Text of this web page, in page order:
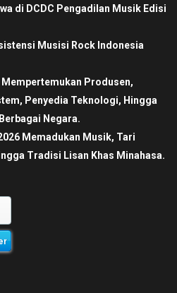
di DCDC Pengadilan Musik Edisi
Musisi Rock Indonesia
Mempertemukan Produsen,
Penyedia Teknologi, Hingga
Negara.
Memadukan Musik, Tari
Tradisi Lisan Khas Minahasa.